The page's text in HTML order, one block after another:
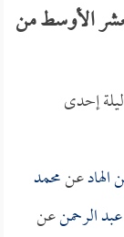
الأوسط من
إحدى
عنمحمد
الرحمنعن